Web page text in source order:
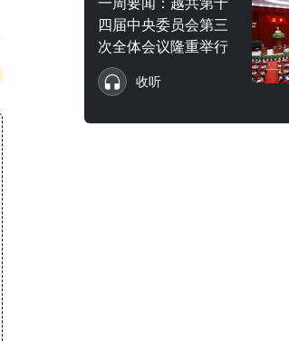
四届中央委员会第三
次全体会议隆重举行
收听